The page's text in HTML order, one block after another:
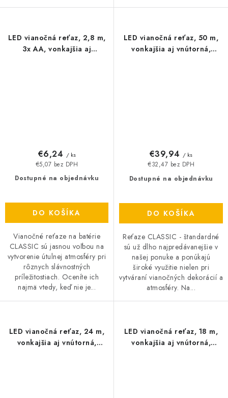
LED vianočná reťaz, 2,8 m,
3x AA, vonkajšia aj
Dostupné na objednávku
€5,07 bez DPH
€6,24 / ks
DO KOŠÍKA
Vianočné reťaze na batérie
CLASSIC sú jasnou voľbou na
vytvorenie útulnej atmosféry pri
rôznych slávnostných
príležitostiach. Oceníte ich
najmä vtedy, keď nie je...
LED vianočná reťaz, 50 m,
vonkajšia aj vnútorná,
Dostupné na objednávku
€32,47 bez DPH
€39,94 / ks
DO KOŠÍKA
Reťaze CLASSIC - štandardné
sú už dlho najpredávanejšie v
našej ponuke a ponúkajú
široké využitie nielen pri
vytváraní vianočných dekorácií a
atmosféry. Na...
LED vianočná reťaz, 24 m,
vonkajšia aj vnútorná,
LED vianočná reťaz, 18 m,
vonkajšia aj vnútorná,